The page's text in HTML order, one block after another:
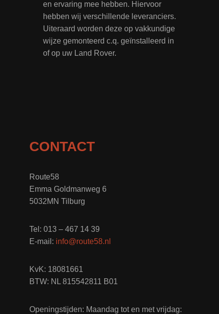
en ervaring mee hebben. Hiervoor
hebben wij verschillende leveranciers.
Uiteraard worden deze op vakkundige
wijze gemonteerd c.q. geïnstalleerd in
of op uw Land Rover.
CONTACT
Route58
Emma Goldmanweg 6
5032MN Tilburg
Tel: 013 – 467 14 39
E-mail: info@route58.nl
KvK: 18081661
BTW: NL 815542811 B01
Openingstijden: Maandag tot en met vrijdag: